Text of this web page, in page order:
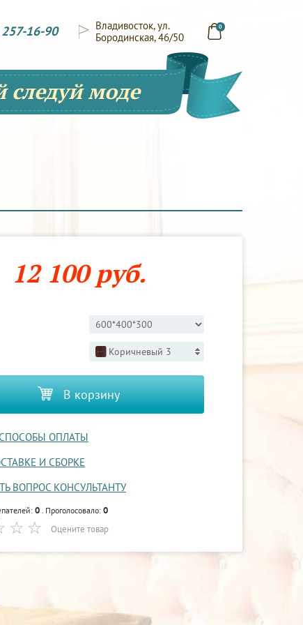
0
Владивосток, ул.
Бородинская, 46/50
16-90
следуй моде
12 100 руб.
Коричневый 3
В корзину
ОПЛАТЫ
И СБОРКЕ
ВОПРОС КОНСУЛЬТАНТУ
0 . Проголосовало: 0
Оцените товар